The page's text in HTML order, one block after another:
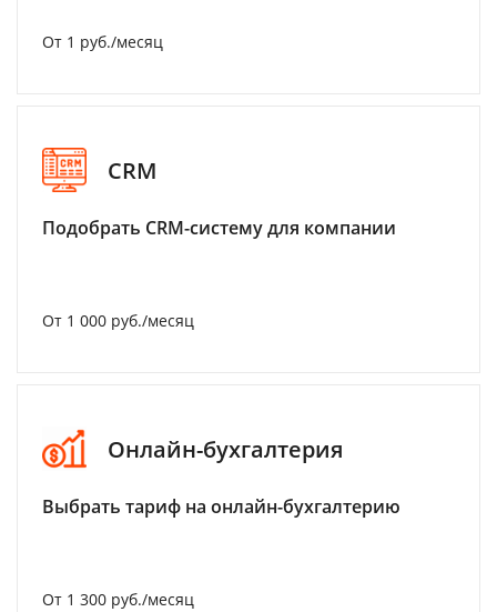
От 1 руб./месяц
CRM
Подобрать CRM-систему для компании
От 1 000 руб./месяц
Онлайн-бухгалтерия
Выбрать тариф на онлайн-бухгалтерию
От 1 300 руб./месяц